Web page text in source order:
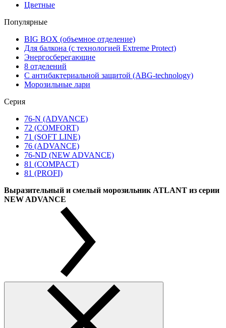
Цветные
Популярные
BIG BOX (объемное отделение)
Для балкона (с технологией Extreme Protect)
Энергосберегающие
8 отделений
С антибактериальной защитой (ABG-technology)
Морозильные лари
Серия
76-N (ADVANCE)
72 (COMFORT)
71 (SOFT LINE)
76 (ADVANCE)
76-ND (NEW ADVANCE)
81 (COMPACT)
81 (PROFI)
Выразительный и смелый морозильник ATLANT из серии
NEW ADVANCE